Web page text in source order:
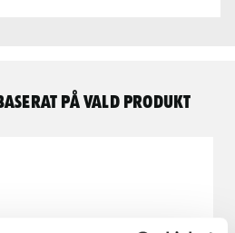
på vald produkt